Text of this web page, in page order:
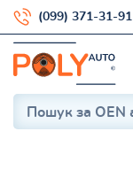
(099) 371-31-91